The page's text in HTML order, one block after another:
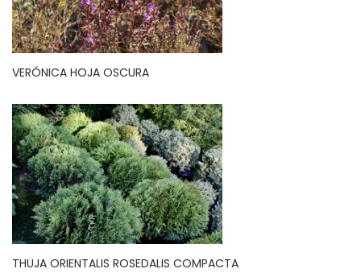
VERÓNICA HOJA OSCURA
THUJA ORIENTALIS ROSEDALIS COMPACTA